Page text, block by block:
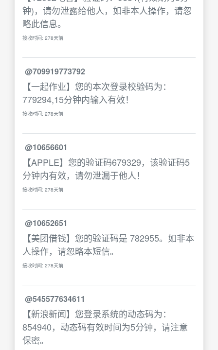
钟)，请勿泄露给他人，如非本人操作，请忽
略此信息。
接收时间: 278天前
@709919773792
【一起作业】您的本次登录校验码为：
779294,15分钟内输入有效！
接收时间: 278天前
@10656601
【APPLE】您的验证码679329，该验证码5
分钟内有效，请勿泄漏于他人！
接收时间: 278天前
@10652651
【美团借钱】您的验证码是 782955。如非本
人操作，请忽略本短信。
接收时间: 278天前
@545577634611
【新浪新闻】您登录系统的动态码为：
854940，动态码有效时间为5分钟，请注意
保密。